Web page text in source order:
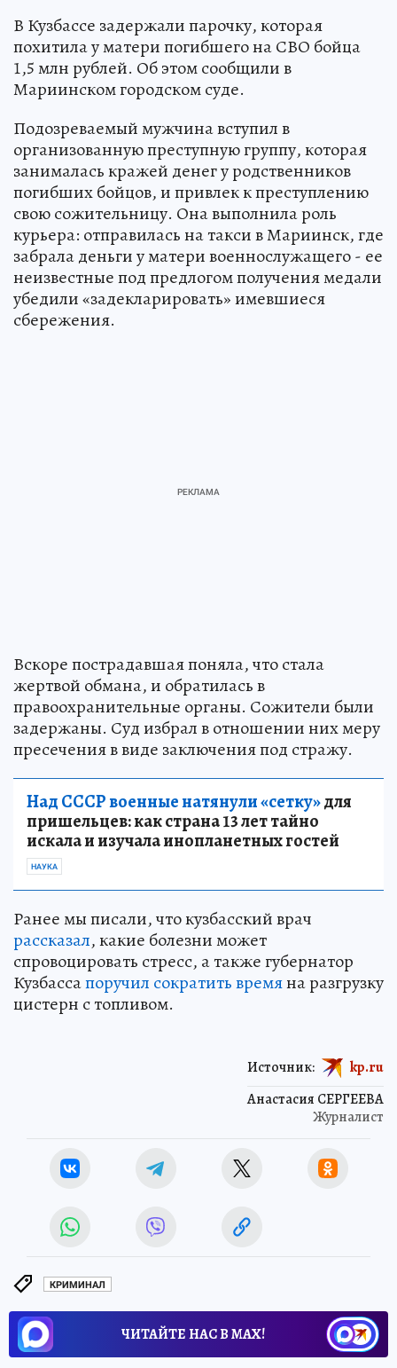
В Кузбассе задержали парочку, которая
похитила у матери погибшего на СВО бойца
1,5 млн рублей. Об этом сообщили в
Мариинском городском суде.
Подозреваемый мужчина вступил в
организованную преступную группу, которая
занималась кражей денег у родственников
погибших бойцов, и привлек к преступлению
свою сожительницу. Она выполнила роль
курьера: отправилась на такси в Мариинск, где
забрала деньги у матери военнослужащего - ее
неизвестные под предлогом получения медали
убедили «задекларировать» имевшиеся
сбережения.
Вскоре пострадавшая поняла, что стала
жертвой обмана, и обратилась в
правоохранительные органы. Сожители были
задержаны. Суд избрал в отношении них меру
пресечения в виде заключения под стражу.
Над СССР военные натянули «сетку»для
пришельцев: как страна 13 лет тайно
искала и изучала инопланетных гостей
НАУКА
Ранее мы писали, что кузбасский врач
рассказал, какие болезни может
спровоцировать стресс, а также губернатор
Кузбассапоручил сократить времяна разгрузку
цистерн с топливом.
Анастасия СЕРГЕЕВА
Журналист
Источник: kp.ru
КРИМИНАЛ
ЧИТАЙТЕ НАС В МАХ!